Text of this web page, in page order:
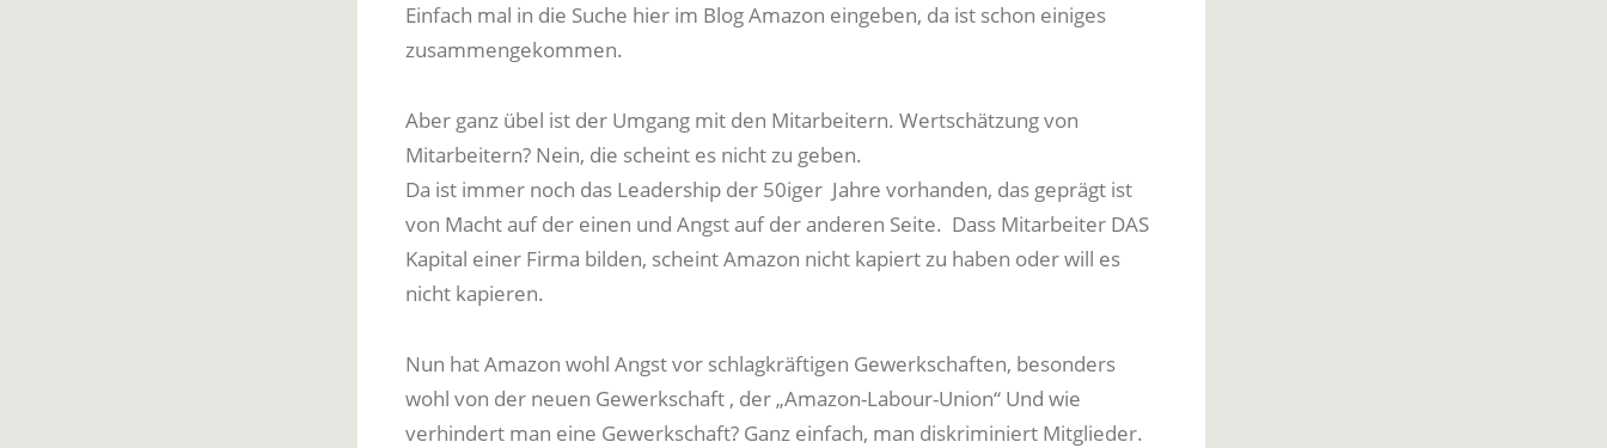
Einfach mal in die Suche hier im Blog Amazon eingeben, da ist schon einiges
zusammengekommen.
Aber ganz übel ist der Umgang mit den Mitarbeitern. Wertschätzung von
Mitarbeitern? Nein, die scheint es nicht zu geben.
Da ist immer noch das Leadership der 50iger Jahre vorhanden, das geprägt ist
von Macht auf der einen und Angst auf der anderen Seite. Dass Mitarbeiter DAS
Kapital einer Firma bilden, scheint Amazon nicht kapiert zu haben oder will es
nicht kapieren.
Nun hat Amazon wohl Angst vor schlagkräftigen Gewerkschaften, besonders
wohl von der neuen Gewerkschaft , der „Amazon-Labour-Union“ Und wie
verhindert man eine Gewerkschaft? Ganz einfach, man diskriminiert Mitglieder.